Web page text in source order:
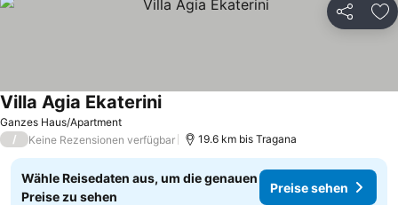
Teilen
Ganzes Haus/Apartment
Villa Agia Ekaterini
/ Keine Rezensionen verfügbar 19.6 km bis Tragana
Wähle Reisedaten aus, um die genauen
Preise zu sehen
Preise sehen